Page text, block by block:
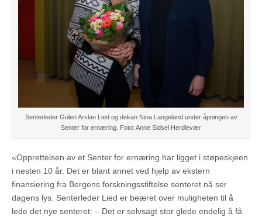
Senterleder Gülen Arslan Lied og dekan Nina Langeland under åpningen av
Senter for ernæring. Foto: Anne Sidsel Herdlevær
«Opprettelsen av et Senter for ernæring har ligget i støpeskjeen
i nesten 10 år. Det er blant annet ved hjelp av ekstern
finansiering fra Bergens forskningsstiftelse senteret nå ser
dagens lys. Senterleder Lied er beæret over muligheten til å
lede det nye senteret: – Det er selvsagt stor glede endelig å få